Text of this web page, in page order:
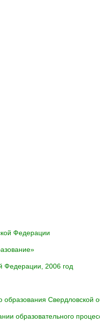
Федерации
Федерации, 2006 год
Свердловской
образовательного